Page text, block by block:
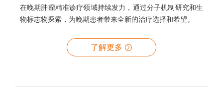
在晚期肿瘤精准诊疗领域持续发力，通过分子机制研究和生
物标志物探索，为晚期患者带来全新的治疗选择和希望。
了解更多